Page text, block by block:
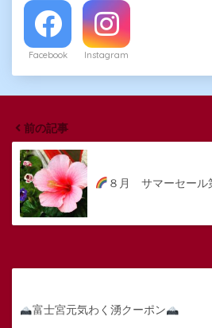
Facebook Instagram
前の記事
８月 サマーセール
富士宮元気わく湧クーポン